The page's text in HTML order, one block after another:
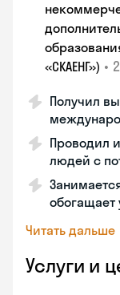
«СКАЕНГ») •
Получил
Проводил
людей с
обогащает
Читать дальше
Услуги и